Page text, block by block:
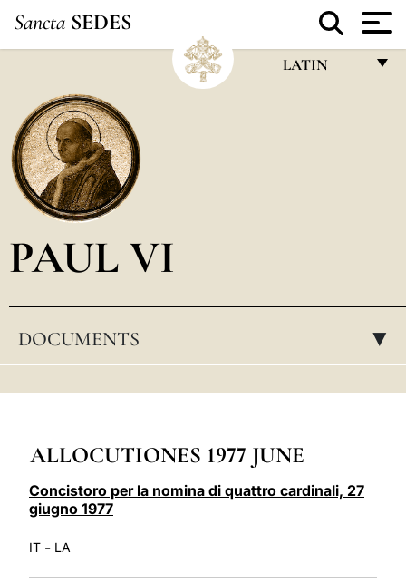
Sancta SEDES
LATIN
POLSKI
PAUL VI
DOCUMENTS ▸
ALLOCUTIONES 1977 JUNE
Concistoro per la nomina di quattro cardinali, 27
giugno 1977
IT - LA